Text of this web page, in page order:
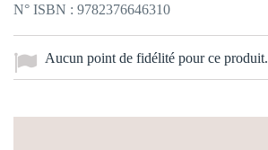
N° ISBN : 9782376646310
Aucun point de fidélité pour ce produit.